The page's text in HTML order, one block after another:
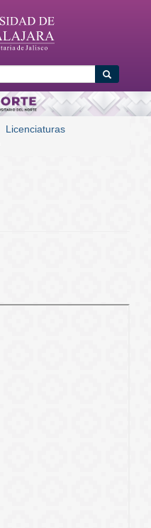
Buscar
Licenciaturas